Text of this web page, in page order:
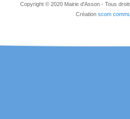
Copyright © 2020 Mairie d'Asson - Tous
Création scom